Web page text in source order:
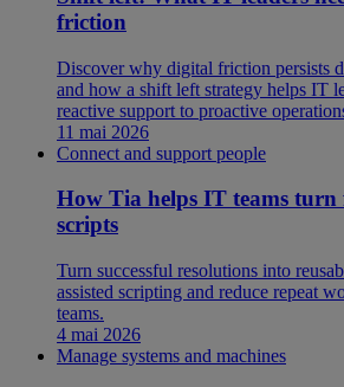
friction
Discover why digital friction persists
and how a shift left strategy helps IT
reactive support to proactive
11 mai 2026
Connect and support people
How Tia helps IT teams turn
scripts
Turn successful resolutions into
assisted scripting and reduce repeat
teams.
4 mai 2026
Manage systems and machines